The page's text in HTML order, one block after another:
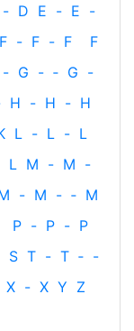
- D E - E -
F - F - F
F
- G - ‐ G -
H - H - H
L - L - L
L M - M -
- M - ‐ M
P - P - P
S T - T ‐ -
X - X Y Z